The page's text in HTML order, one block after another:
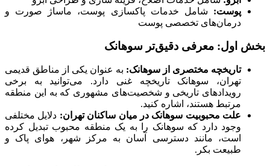
پوست: شامل خدمات پاکسازی پوست، ماساژ صورت و
درمان‌های تخصصی پوست
بخش اول: معرفی دقیق‌تر سوهانک
تاریخچه مختصری از سوهانک: به عنوان یکی از مناطق قدیمی
تهران، سوهانک تاریخچه غنی دارد. می‌توانید به برخی
رویدادهای تاریخی و شخصیت‌های مشهوری که به این منطقه
مرتبط هستند، اشاره کنید.
علت محبوبیت سوهانک در میان ساکنان تهران: دلایل مختلفی
وجود دارد که سوهانک را به یک منطقه محبوب تبدیل کرده
است، مانند دسترسی آسان به مرکز شهر، هوای پاک و
طبیعت بکر.